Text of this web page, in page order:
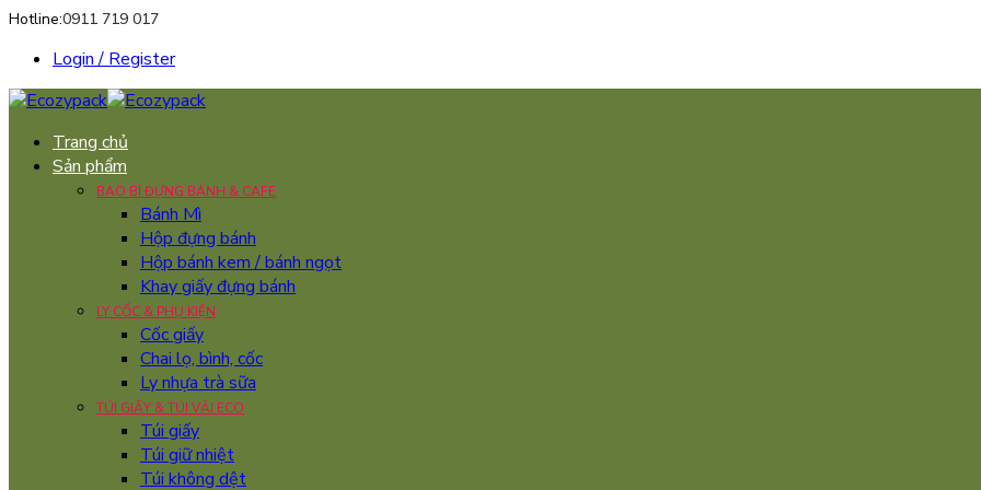
Hotline:0911 719 017
Login / Register
Trang chủ
Sản phẩm
BAO BÌ ĐỰNG BÁNH & CAFE
Bánh Mì
Hộp đựng bánh
Hộp bánh kem / bánh ngọt
Khay giấy đựng bánh
LY CỐC & PHỤ KIỆN
Cốc giấy
Chai lọ, bình, cốc
Ly nhựa trà sữa
TÚI GIẤY & TÚI VẢI ECO
Túi giấy
Túi giữ nhiệt
Túi không dệt